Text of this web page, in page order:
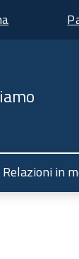
Relazioni in